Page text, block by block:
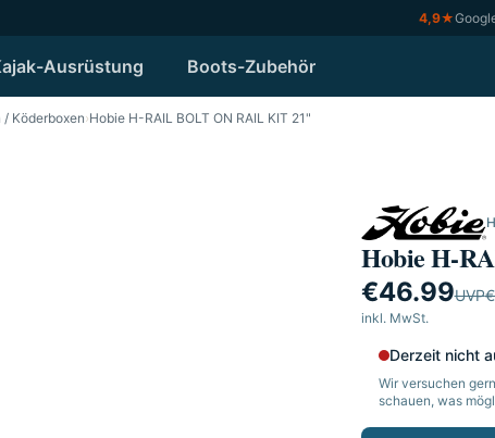
4,9★
Ausrüstung Boots-Zubehör
/ Köderboxen›Hobie H-RAIL BOLT ON RAIL KIT 21"
Hobie H-
€46.99UVP
inkl. MwSt.
Derzeit nicht
Wir versuchen
schauen, was